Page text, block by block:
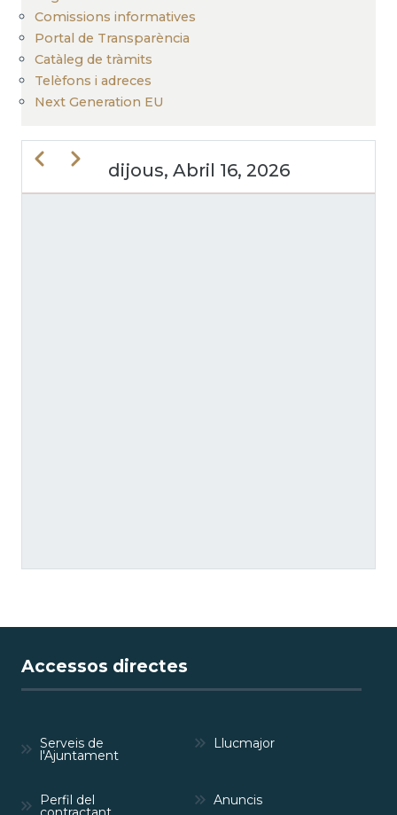
Comissions informatives
Portal de Transparència
Catàleg de tràmits
Telèfons i adreces
Next Generation EU
dijous, Abril 16, 2026
PreviousNext
Accessos directes
Serveis de
l'Ajuntament
Llucmajor
Perfil del Anuncis